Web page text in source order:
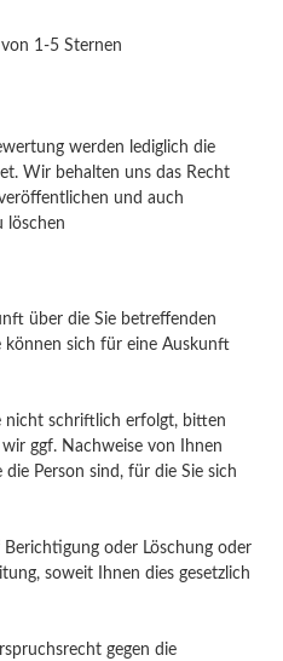
1-5 Sternen
werden lediglich die
Wir behalten uns das Recht
und auch
löschen
über die Sie betreffenden
können sich für eine Auskunft
nicht schriftlich erfolgt, bitten
ggf. Nachweise von Ihnen
die Person sind, für die Sie sich
oder Löschung oder
soweit Ihnen dies gesetzlich
gegen die